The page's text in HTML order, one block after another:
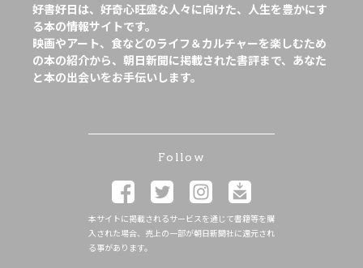
好書好日は、好奇心旺盛な人々に向けた、人生を豊かにす
る本の情報サイトです。
映画やアート、食などのライフ＆カルチャーを楽しむため
の本の紹介から、朝日新聞に掲載された書評まで、あなた
と本の出会いをお手伝いします。
Follow
本サイトに掲載されるサービスを通じて書籍等を購
入された場合、売上の一部が朝日新聞社に還元され
る事があります。